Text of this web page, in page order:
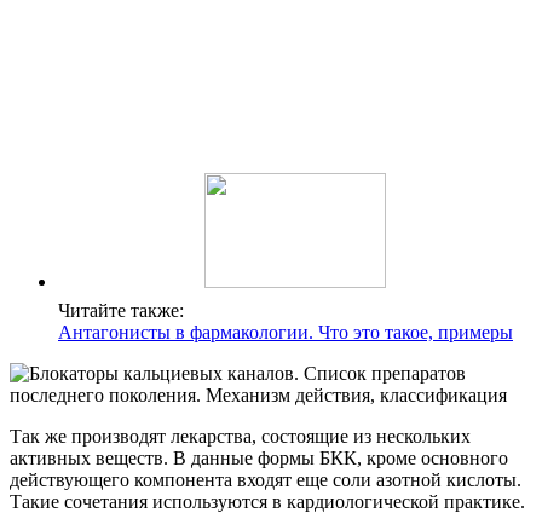
Читайте также:
Антагонисты в фармакологии. Что это такое, примеры
Так же производят лекарства, состоящие из нескольких
активных веществ. В данные формы БКК, кроме основного
действующего компонента входят еще соли азотной кислоты.
Такие сочетания используются в кардиологической практике.